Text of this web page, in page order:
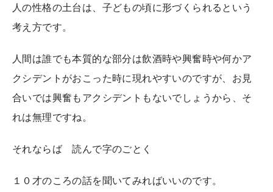
人の性格の土台は、子どもの頃に形づくられるという
考え方です。
人間は誰でも本質的な部分は飲酒時や興奮時や何かア
クシデントがおこった時に現れやすいのですが、お見
合いでは興奮もアクシデントもないでしょうから、そ
れは無理ですね。
それならば 読んで字のごとく
１０才のころの話を聞いてみればいいのです。